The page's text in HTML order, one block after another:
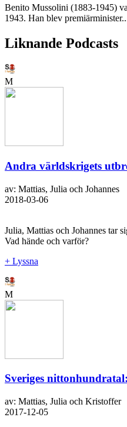
Benito Mussolini (1883-1945)
1943. Han blev
Liknande Podcasts
M
Andra världskrigets
av: Mattias, Julia och Johannes
2018-03-06
Julia, Mattias och Johannes tar
Vad hände och varför?
+ Lyssna
M
Sveriges
av: Mattias, Julia och Kristoffer
2017-12-05